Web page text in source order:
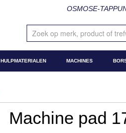
OSMOSE-
HULPMATERIALEN MACHINES
Machine pad